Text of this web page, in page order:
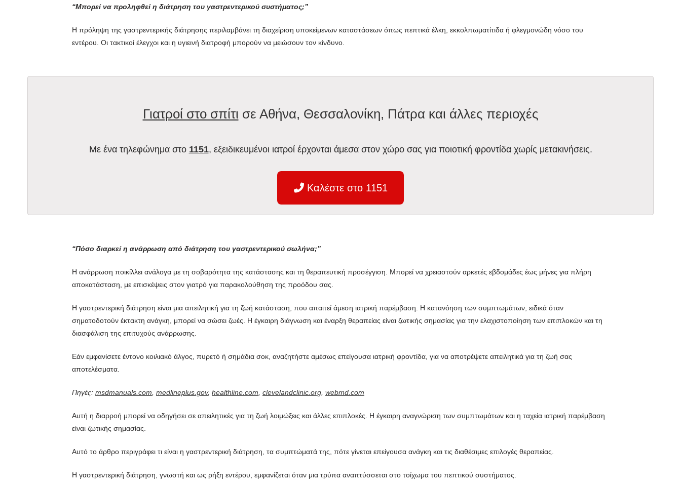
“Μπορεί να προληφθεί η διάτρηση του γαστρεντερικού συστήματος;”
Η πρόληψη της γαστρεντερικής διάτρησης περιλαμβάνει τη διαχείριση υποκείμενων καταστάσεων όπως πεπτικά έλκη, εκκολπωματίτιδα ή φλεγμονώδη νόσο του
εντέρου. Οι τακτικοί έλεγχοι και η υγιεινή διατροφή μπορούν να μειώσουν τον κίνδυνο.
Γιατροί στο σπίτι σε Αθήνα, Θεσσαλονίκη, Πάτρα και άλλες περιοχές
Με ένα τηλεφώνημα στο 1151, εξειδικευμένοι ιατροί έρχονται άμεσα στον χώρο σας για ποιοτική φροντίδα χωρίς μετακινήσεις.
Καλέστε στο 1151
“Πόσο διαρκεί η ανάρρωση από διάτρηση του γαστρεντερικού σωλήνα;”
Η ανάρρωση ποικίλλει ανάλογα με τη σοβαρότητα της κατάστασης και τη θεραπευτική προσέγγιση. Μπορεί να χρειαστούν αρκετές εβδομάδες έως μήνες για πλήρη
αποκατάσταση, με επισκέψεις στον γιατρό για παρακολούθηση της προόδου σας.
Η γαστρεντερική διάτρηση είναι μια απειλητική για τη ζωή κατάσταση, που απαιτεί άμεση ιατρική παρέμβαση. Η κατανόηση των συμπτωμάτων, ειδικά όταν
σηματοδοτούν έκτακτη ανάγκη, μπορεί να σώσει ζωές. Η έγκαιρη διάγνωση και έναρξη θεραπείας είναι ζωτικής σημασίας για την ελαχιστοποίηση των επιπλοκών και τη
διασφάλιση της επιτυχούς ανάρρωσης.
Εάν εμφανίσετε έντονο κοιλιακό άλγος, πυρετό ή σημάδια σοκ, αναζητήστε αμέσως επείγουσα ιατρική φροντίδα, για να αποτρέψετε απειλητικά για τη ζωή σας
αποτελέσματα.
Πηγές: msdmanuals.com, medlineplus.gov, healthline.com, clevelandclinic.org, webmd.com
Αυτή η διαρροή μπορεί να οδηγήσει σε απειλητικές για τη ζωή λοιμώξεις και άλλες επιπλοκές. Η έγκαιρη αναγνώριση των συμπτωμάτων και η ταχεία ιατρική παρέμβαση
είναι ζωτικής σημασίας.
Αυτό το άρθρο περιγράφει τι είναι η γαστρεντερική διάτρηση, τα συμπτώματά της, πότε γίνεται επείγουσα ανάγκη και τις διαθέσιμες επιλογές θεραπείας.
Η γαστρεντερική διάτρηση, γνωστή και ως ρήξη εντέρου, εμφανίζεται όταν μια τρύπα αναπτύσσεται στο τοίχωμα του πεπτικού συστήματος.